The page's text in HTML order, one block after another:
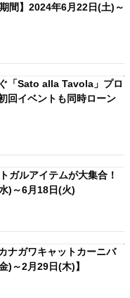
間】2024年6月22日(土)～
「Sato alla Tavola」プロ
回イベントも同時ローン
ガルアイテムが大集合！
)～6月18日(火)
ナガワキャットカーニバ
)～2月29日(木)】